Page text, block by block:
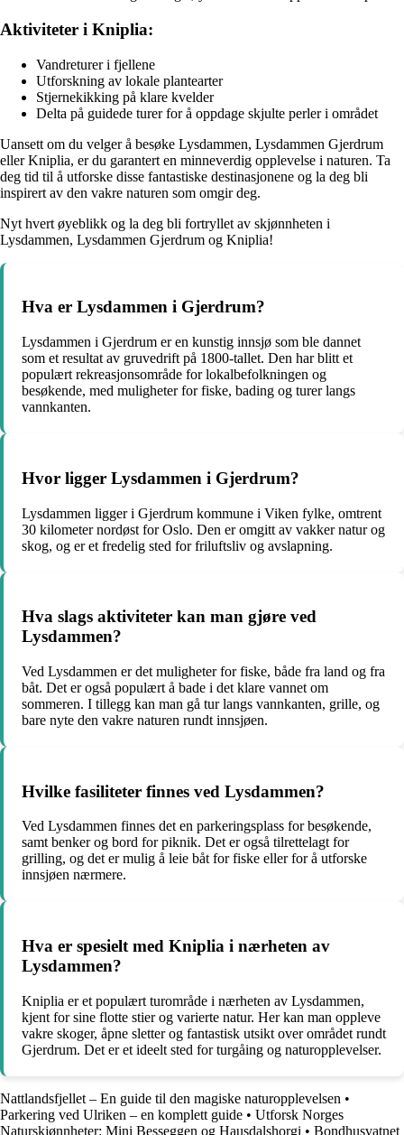
Aktiviteter i Kniplia:
Vandreturer i fjellene
Utforskning av lokale plantearter
Stjernekikking på klare kvelder
Delta på guidede turer for å oppdage skjulte perler i området
Uansett om du velger å besøke Lysdammen, Lysdammen Gjerdrum
eller Kniplia, er du garantert en minneverdig opplevelse i naturen. Ta
deg tid til å utforske disse fantastiske destinasjonene og la deg bli
inspirert av den vakre naturen som omgir deg.
Nyt hvert øyeblikk og la deg bli fortryllet av skjønnheten i
Lysdammen, Lysdammen Gjerdrum og Kniplia!
Hva er Lysdammen i Gjerdrum?
Lysdammen i Gjerdrum er en kunstig innsjø som ble dannet
som et resultat av gruvedrift på 1800-tallet. Den har blitt et
populært rekreasjonsområde for lokalbefolkningen og
besøkende, med muligheter for fiske, bading og turer langs
vannkanten.
Hvor ligger Lysdammen i Gjerdrum?
Lysdammen ligger i Gjerdrum kommune i Viken fylke, omtrent
30 kilometer nordøst for Oslo. Den er omgitt av vakker natur og
skog, og er et fredelig sted for friluftsliv og avslapning.
Hva slags aktiviteter kan man gjøre ved
Lysdammen?
Ved Lysdammen er det muligheter for fiske, både fra land og fra
båt. Det er også populært å bade i det klare vannet om
sommeren. I tillegg kan man gå tur langs vannkanten, grille, og
bare nyte den vakre naturen rundt innsjøen.
Hvilke fasiliteter finnes ved Lysdammen?
Ved Lysdammen finnes det en parkeringsplass for besøkende,
samt benker og bord for piknik. Det er også tilrettelagt for
grilling, og det er mulig å leie båt for fiske eller for å utforske
innsjøen nærmere.
Hva er spesielt med Kniplia i nærheten av
Lysdammen?
Kniplia er et populært turområde i nærheten av Lysdammen,
kjent for sine flotte stier og varierte natur. Her kan man oppleve
vakre skoger, åpne sletter og fantastisk utsikt over området rundt
Gjerdrum. Det er et ideelt sted for turgåing og naturopplevelser.
Nattlandsfjellet – En guide til den magiske naturopplevelsen •
Parkering ved Ulriken – en komplett guide • Utforsk Norges
Naturskjønnheter: Mini Besseggen og Hausdalshorgi • Bondhusvatnet